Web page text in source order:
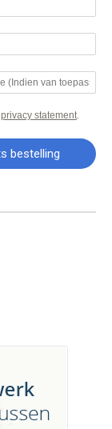
privacy statement.